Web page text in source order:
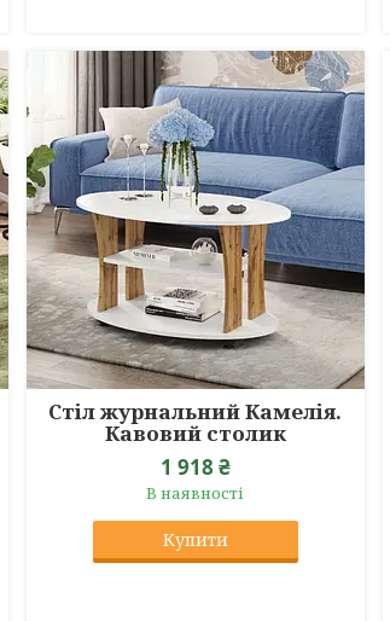
Стіл журнальний Камелія.
Кавовий столик
1 918 ₴
В наявності
Купити